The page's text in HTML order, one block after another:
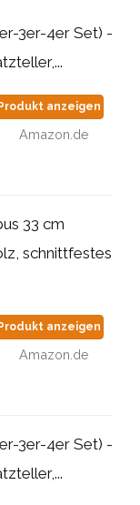
3er-4er Set) -
Produkt anzeigen
Amazon.de
33 cm
schnittfestes
Produkt anzeigen
Amazon.de
3er-4er Set) -